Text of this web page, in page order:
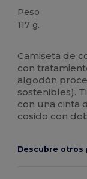
Peso
117 g.
Camiseta de
con
algodón
sostenibles).
con una cinta
cosido con
Descubre otros